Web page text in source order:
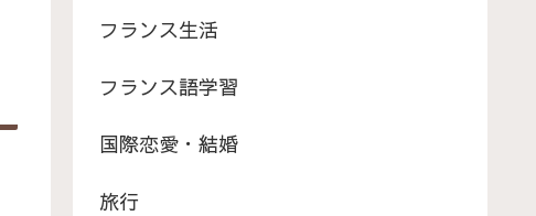
フランス生活
フランス語学習
国際恋愛・結婚
旅行